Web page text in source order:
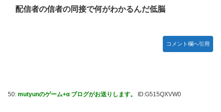
配信者の信者の同接で何がわかるんだ低脳
コメント欄へ引用
50: mutyunのゲーム+α ブログがお送りします。 ID:G515QXVW0